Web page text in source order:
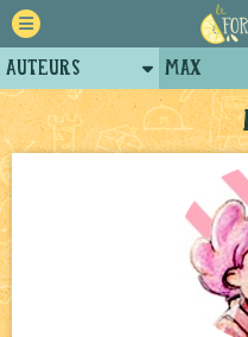
Auteurs
Retour
Forum
Projets
Tutoriels
Max
Posts de
Arènes
Projets